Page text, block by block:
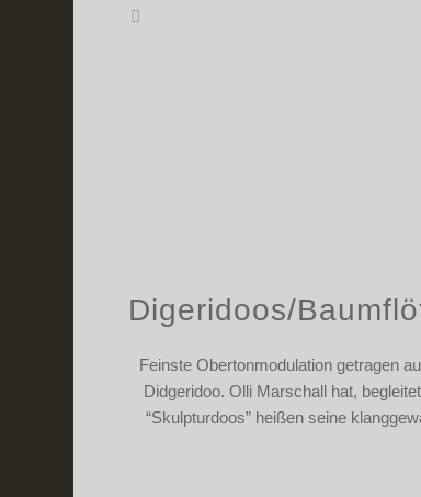
Digeridoos/
Feinste Obertonmodulation getragen
Didgeridoo. Olli Marschall hat,
“Skulpturdoos” heißen seine